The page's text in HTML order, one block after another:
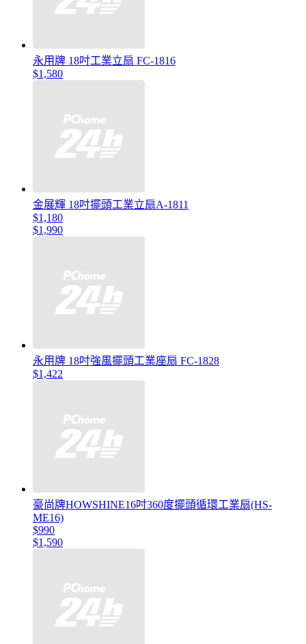
永用牌 18吋工業立扇 FC-1816
$1,580
金展輝 18吋擺頭工業立扇A-1811
$1,180
$1,990
永用牌 18吋強風擺頭工業座扇 FC-1828
$1,422
豪尚牌HOWSHINE16吋360度擺頭循環工業扇(HS-
ME16)
$990
$1,590